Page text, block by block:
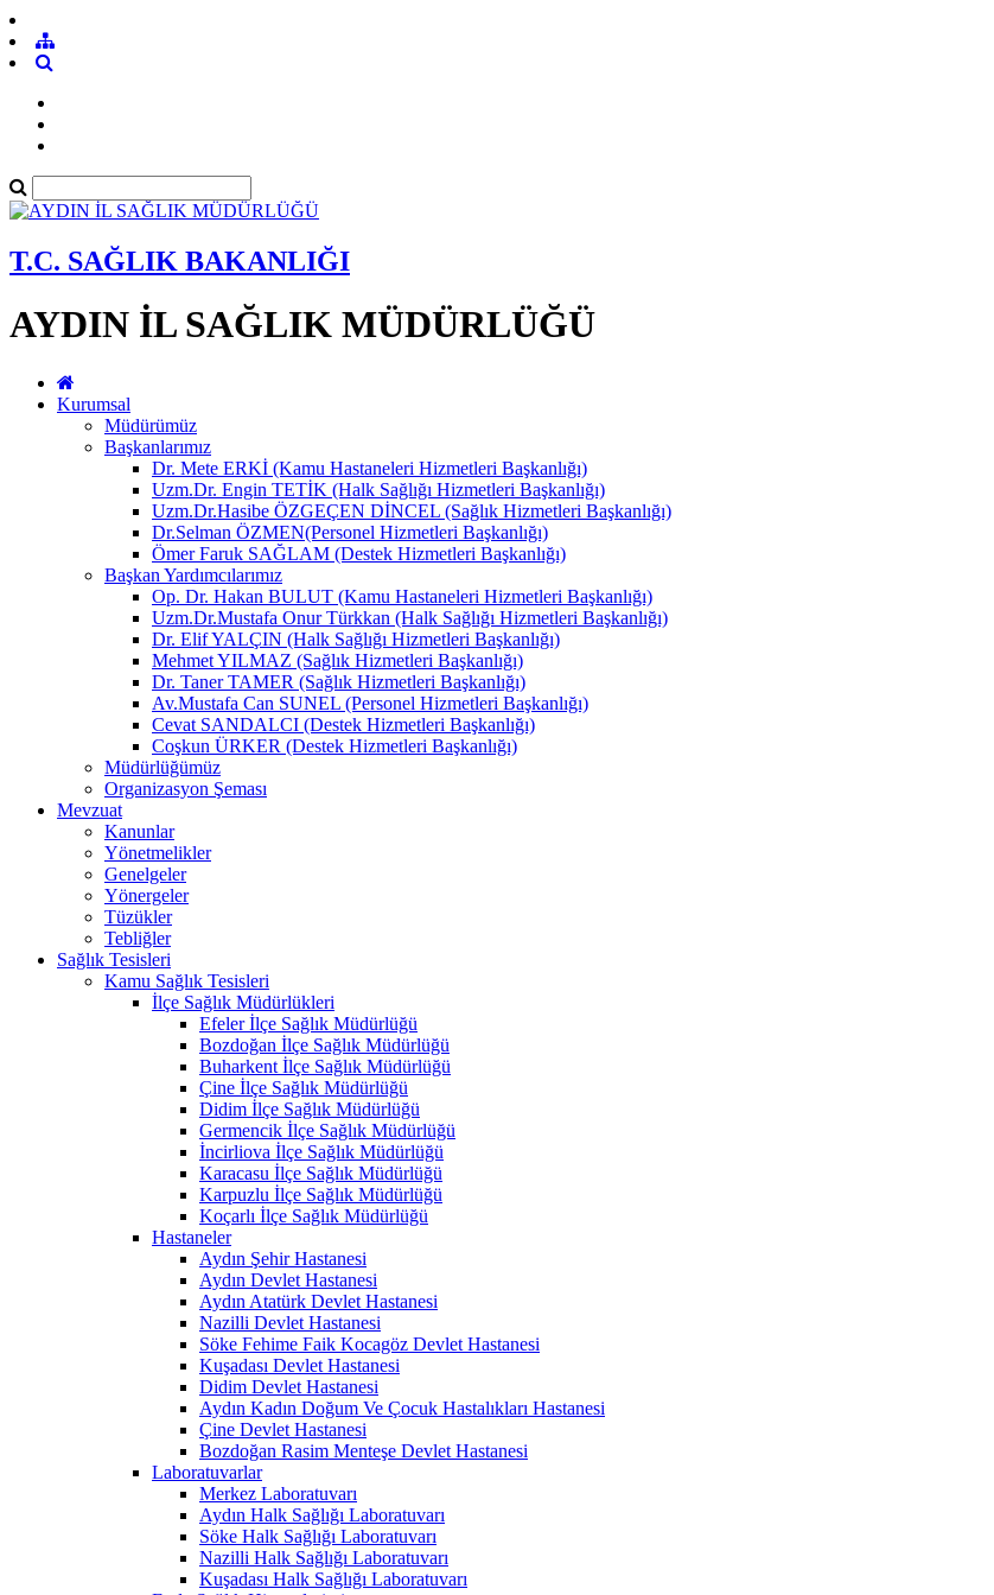
T.C. SAĞLIK BAKANLIĞI
AYDIN İL SAĞLIK MÜDÜRLÜĞÜ
Kurumsal
Müdürümüz
Başkanlarımız
Dr. Mete ERKİ (Kamu Hastaneleri Hizmetleri Başkanlığı)
Uzm.Dr. Engin TETİK (Halk Sağlığı Hizmetleri Başkanlığı)
Uzm.Dr.Hasibe ÖZGEÇEN DİNCEL (Sağlık Hizmetleri Başkanlığı)
Dr.Selman ÖZMEN(Personel Hizmetleri Başkanlığı)
Ömer Faruk SAĞLAM (Destek Hizmetleri Başkanlığı)
Başkan Yardımcılarımız
Op. Dr. Hakan BULUT (Kamu Hastaneleri Hizmetleri Başkanlığı)
Uzm.Dr.Mustafa Onur Türkkan (Halk Sağlığı Hizmetleri Başkanlığı)
Dr. Elif YALÇIN (Halk Sağlığı Hizmetleri Başkanlığı)
Mehmet YILMAZ (Sağlık Hizmetleri Başkanlığı)
Dr. Taner TAMER (Sağlık Hizmetleri Başkanlığı)
Av.Mustafa Can SUNEL (Personel Hizmetleri Başkanlığı)
Cevat SANDALCI (Destek Hizmetleri Başkanlığı)
Coşkun ÜRKER (Destek Hizmetleri Başkanlığı)
Müdürlüğümüz
Organizasyon Şeması
Mevzuat
Kanunlar
Yönetmelikler
Genelgeler
Yönergeler
Tüzükler
Tebliğler
Sağlık Tesisleri
Kamu Sağlık Tesisleri
İlçe Sağlık Müdürlükleri
Efeler İlçe Sağlık Müdürlüğü
Bozdoğan İlçe Sağlık Müdürlüğü
Buharkent İlçe Sağlık Müdürlüğü
Çine İlçe Sağlık Müdürlüğü
Didim İlçe Sağlık Müdürlüğü
Germencik İlçe Sağlık Müdürlüğü
İncirliova İlçe Sağlık Müdürlüğü
Karacasu İlçe Sağlık Müdürlüğü
Karpuzlu İlçe Sağlık Müdürlüğü
Koçarlı İlçe Sağlık Müdürlüğü
Hastaneler
Aydın Şehir Hastanesi
Aydın Devlet Hastanesi
Aydın Atatürk Devlet Hastanesi
Nazilli Devlet Hastanesi
Söke Fehime Faik Kocagöz Devlet Hastanesi
Kuşadası Devlet Hastanesi
Didim Devlet Hastanesi
Aydın Kadın Doğum Ve Çocuk Hastalıkları Hastanesi
Çine Devlet Hastanesi
Bozdoğan Rasim Menteşe Devlet Hastanesi
Laboratuvarlar
Merkez Laboratuvarı
Aydın Halk Sağlığı Laboratuvarı
Söke Halk Sağlığı Laboratuvarı
Nazilli Halk Sağlığı Laboratuvarı
Kuşadası Halk Sağlığı Laboratuvarı